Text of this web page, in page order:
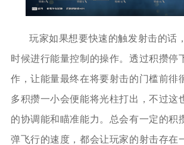
玩家如果想要快速的触发射击的话
时候进行能量控制的操作。透过积攒停
作，让能量最终在将要射击的门槛前徘
多积攒一小会便能将光柱打出，不过这
的协调能和瞄准能力。总会有一定的积
弹飞行的速度，都会让玩家的射击存在